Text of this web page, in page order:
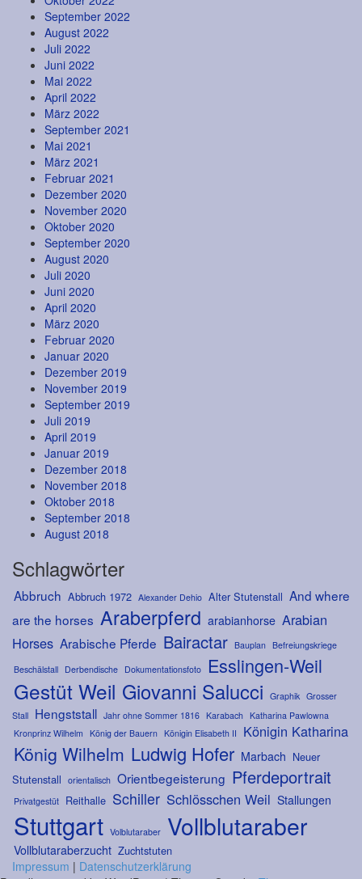
September 2022
August 2022
Juli 2022
Juni 2022
Mai 2022
April 2022
März 2022
September 2021
Mai 2021
März 2021
Februar 2021
Dezember 2020
November 2020
Oktober 2020
September 2020
August 2020
Juli 2020
Juni 2020
April 2020
März 2020
Februar 2020
Januar 2020
Dezember 2019
November 2019
September 2019
Juli 2019
April 2019
Januar 2019
Dezember 2018
November 2018
Oktober 2018
September 2018
August 2018
Schlagwörter
Abbruch Abbruch 1972 Alexander Dehio Alter Stutenstall And where
are the horses Araberpferd arabianhorse Arabian
Horses Arabische Pferde Bairactar Bauplan Befreiungskriege
Beschälstall Derbendische Dokumentationsfoto Esslingen-Weil
Gestüt Weil Giovanni Salucci Graphik Grosser
Stall Hengststall Jahr ohne Sommer 1816 Karabach Katharina Pawlowna
Kronprinz Wilhelm König der Bauern Königin Elisabeth II Königin Katharina
König Wilhelm Ludwig Hofer Marbach Neuer
Stutenstall orientalisch Orientbegeisterung Pferdeportrait
Privatgestüt Reithalle Schiller Schlösschen Weil Stallungen
Stuttgart Volblutaraber Vollblutaraber
Vollblutaraberzucht Zuchtstuten
Impressum | Datenschutzerklärung